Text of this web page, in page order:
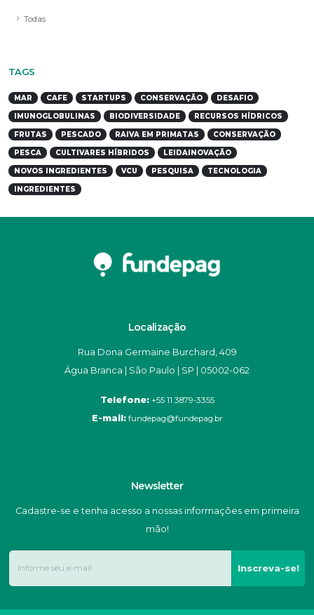
Todas
TAGS
MAR CAFE STARTUPS CONSERVAÇÃO DESAFIO
IMUNOGLOBULINAS BIODIVERSIDADE RECURSOS HÍDRICOS
FRUTAS PESCADO RAIVA EM PRIMATAS CONSERVAÇÃO
PESCA CULTIVARES HÍBRIDOS LEIDAINOVAÇÃO
NOVOS INGREDIENTES VCU PESQUISA TECNOLOGIA
INGREDIENTES
Localização
Rua Dona Germaine Burchard, 409
Água Branca | São Paulo | SP | 05002-062
Telefone:+55 11 3879-3355
E-mail:fundepag@fundepag.br
Newsletter
Cadastre-se e tenha acesso a nossas informações em primeira
mão!
Inscreva-se!